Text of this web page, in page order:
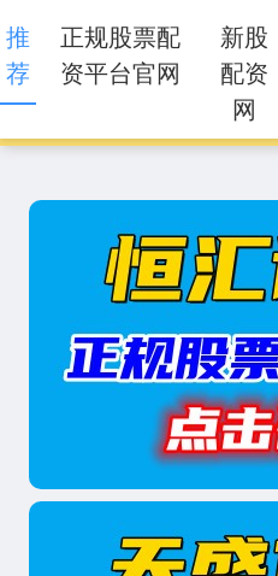
推
荐
正规股票配
资平台官网
新股
配资
网